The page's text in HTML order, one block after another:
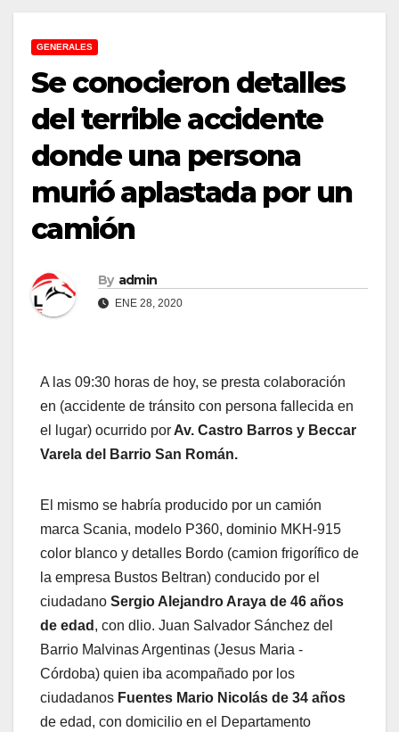
GENERALES
Se conocieron detalles
del terrible accidente
donde una persona
murió aplastada por un
camión
By admin
ENE 28, 2020
A las 09:30 horas de hoy, se presta colaboración
en (accidente de tránsito con persona fallecida en
el lugar) ocurrido por Av. Castro Barros y Beccar
Varela del Barrio San Román.
El mismo se habría producido por un camión
marca Scania, modelo P360, dominio MKH-915
color blanco y detalles Bordo (camion frigorífico de
la empresa Bustos Beltran) conducido por el
ciudadano Sergio Alejandro Araya de 46 años
de edad , con dlio. Juan Salvador Sánchez del
Barrio Malvinas Argentinas (Jesus Maria -
Córdoba) quien iba acompañado por los
ciudadanos Fuentes Mario Nicolás de 34 años
de edad, con domicilio en el Departamento